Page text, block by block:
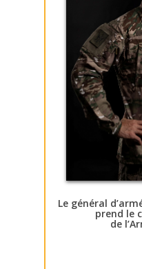
Le général
prend le
de